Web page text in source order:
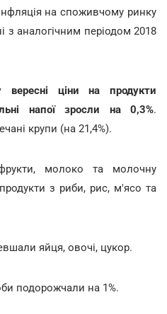
на споживчому ринку
з аналогічним періодом 2018
вересні
ціни на продукти
напої зросли на 0,3%.
крупи (на 21,4%).
молоко та молочну
з риби, рис, м'ясо та
яйця, овочі, цукор.
подорожчали на 1%.